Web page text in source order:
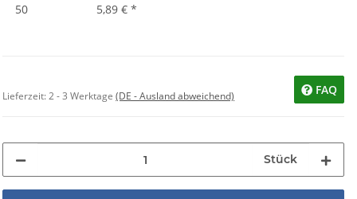
50
5,89 € *
Lieferzeit:2 - 3 Werktage(DE - Ausland abweichend) FAQ
Stück